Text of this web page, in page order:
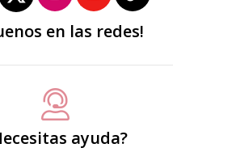
en las redes!
ayuda?